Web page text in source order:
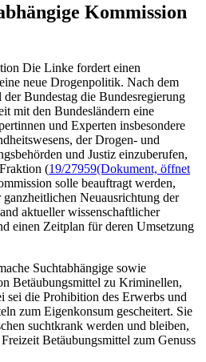
Kommission
Die Linke fordert einen
neue Drogenpolitik. Nach dem
Bundestag die Bundesregierung
mit den Bundesländern eine
und Experten insbesondere
der Drogen- und
und Justiz einzuberufen,
(19/27959(Dokument, öffnet
solle beauftragt werden,
Neuausrichtung der
aktueller wissenschaftlicher
einen Zeitplan für deren Umsetzung
Suchtabhängige sowie
Betäubungsmittel zu Kriminellen,
sei die Prohibition des Erwerbs und
zum Eigenkonsum gescheitert. Sie
suchtkrank werden und bleiben,
Betäubungsmittel zum Genuss